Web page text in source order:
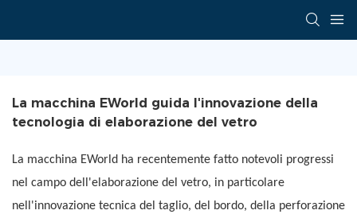
La macchina EWorld guida l'innovazione della
tecnologia di elaborazione del vetro
La macchina EWorld ha recentemente fatto notevoli progressi
nel campo dell'elaborazione del vetro, in particolare
nell'innovazione tecnica del taglio, del bordo, della perforazione